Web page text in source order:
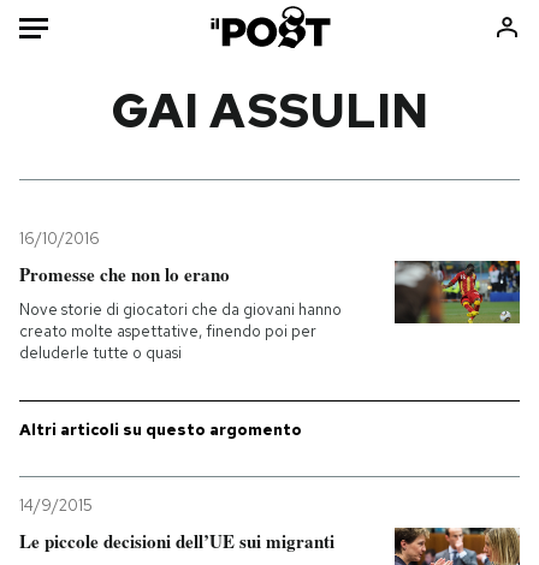
Mondo
Politica
Tecnologia
Internet
Sport
Consumismi
Storie/Idee
Ok Boomer!
Mondiali calcio 2026
GAI ASSULIN
16/10/2016
Promesse che non lo erano
Nove storie di giocatori che da giovani hanno
creato molte aspettative, finendo poi per
deluderle tutte o quasi
Altri articoli su questo argomento
14/9/2015
Le piccole decisioni dell’UE sui migranti